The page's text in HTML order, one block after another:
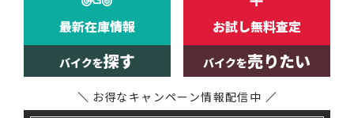
最新在庫情報
バイクを探す
お試し無料査定
バイクを売りたい
お得なキャンペーン情報配信中